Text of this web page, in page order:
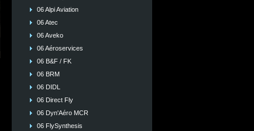
06 Alpi Aviation
06 Atec
06 Aveko
06 Aéroservices
06 B&F / FK
06 BRM
06 DIDL
06 Direct Fly
06 Dyn'Aéro MCR
06 FlySynthesis